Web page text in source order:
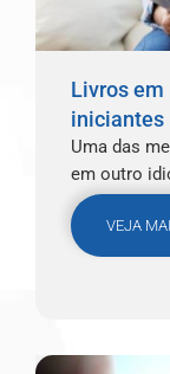
Livros em
iniciantes
Uma das
em outro
VEJA